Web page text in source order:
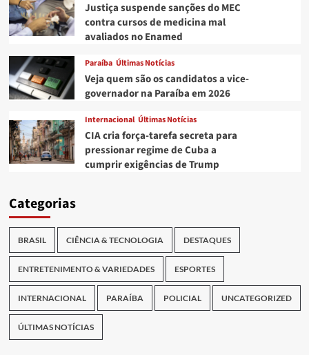
Justiça suspende sanções do MEC
contra cursos de medicina mal
avaliados no Enamed
Paraíba Últimas Notícias
Veja quem são os candidatos a vice-
governador na Paraíba em 2026
Internacional Últimas Notícias
CIA cria força-tarefa secreta para
pressionar regime de Cuba a
cumprir exigências de Trump
Categorias
BRASIL CIÊNCIA & TECNOLOGIA DESTAQUES
ENTRETENIMENTO & VARIEDADES ESPORTES
INTERNACIONAL PARAÍBA POLICIAL UNCATEGORIZED
ÚLTIMAS NOTÍCIAS